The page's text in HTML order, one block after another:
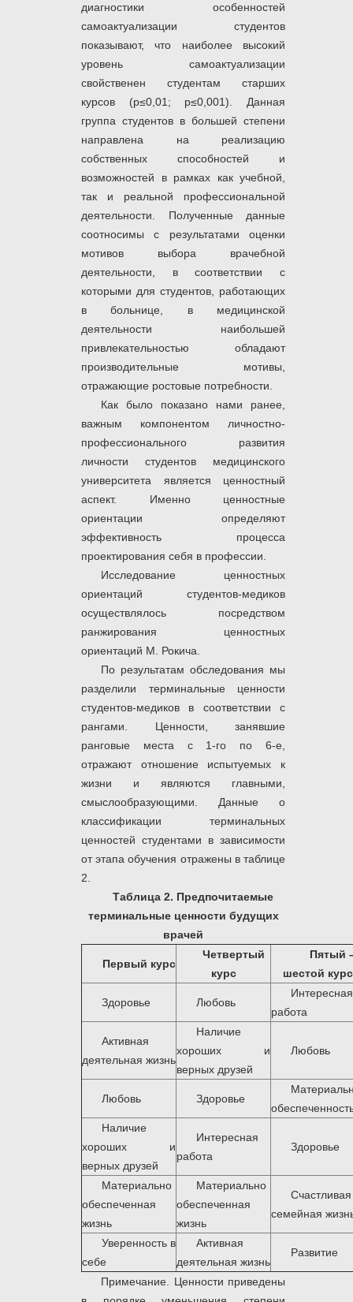
диагностики особенностей
самоактуализации студентов
показывают, что наиболее высокий
уровень самоактуализации
свойственен студентам старших
курсов (р≤0,01; р≤0,001). Данная
группа студентов в большей степени
направлена на реализацию
собственных способностей и
возможностей в рамках как учебной,
так и реальной профессиональной
деятельности. Полученные данные
соотносимы с результатами оценки
мотивов выбора врачебной
деятельности, в соответствии с
которыми для студентов, работающих
в больнице, в медицинской
деятельности наибольшей
привлекательностью обладают
производительные мотивы,
отражающие ростовые потребности.
Как было показано нами ранее,
важным компонентом личностно-
профессионального развития
личности студентов медицинского
университета является ценностный
аспект. Именно ценностные
ориентации определяют
эффективность процесса
проектирования себя в профессии.
Исследование ценностных
ориентаций студентов-медиков
осуществлялось посредством
ранжирования ценностных
ориентаций М. Рокича.
По результатам обследования мы
разделили терминальные ценности
студентов-медиков в соответствии с
рангами. Ценности, занявшие
ранговые места с 1-го по 6-е,
отражают отношение испытуемых к
жизни и являются главными,
смыслообразующими. Данные о
классификации терминальных
ценностей студентами в зависимости
от этапа обучения отражены в таблице
2.
Таблица 2. Предпочитаемые
терминальные ценности будущих
врачей
Первый курс
Четвертый
курс
Пятый
шестой
Здоровье Любовь
Интересная
работа
Активная
деятельная жизнь
Наличие
хороших и
верных друзей
Любовь
Любовь Здоровье
Наличие
хороших и
верных друзей
Интересная
работа
Здоровье
Материально
обеспеченная
жизнь
Материально
обеспеченная
жизнь
Счастливая
семейная
Уверенность в
себе
Активная
деятельная жизнь
Развитие
Примечание. Ценности приведены